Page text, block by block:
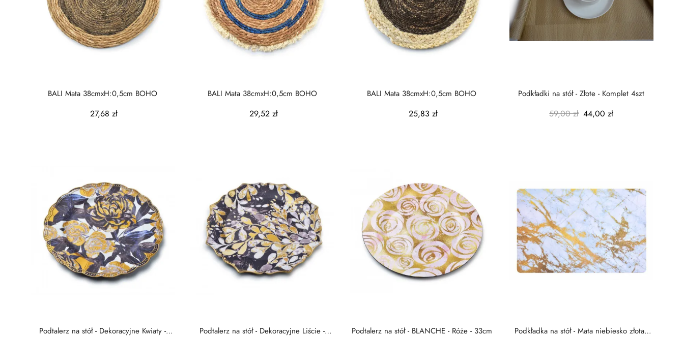
BALI Mata 38cmxH:0,5cm BOHO
27,68 zł
BALI Mata 38cmxH:0,5cm BOHO
29,52 zł
BALI Mata 38cmxH:0,5cm BOHO
25,83 zł
Podkładki na stół - Złote - Komplet 4szt
59,00 zł 44,00 zł
Podtalerz na stół - Dekoracyjne Kwiaty -
Podtalerz na stół - Dekoracyjne Liście -
Podtalerz na stół - BLANCHE - Róże - 33cm
Podkładka na stół - Mata niebiesko złota -